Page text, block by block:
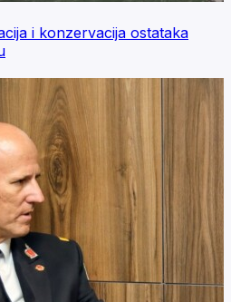
i konzervacija ostataka